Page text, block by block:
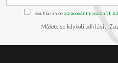
Souhlasím se zpracováním osobních
Můžete se kdykoli odhlásit.